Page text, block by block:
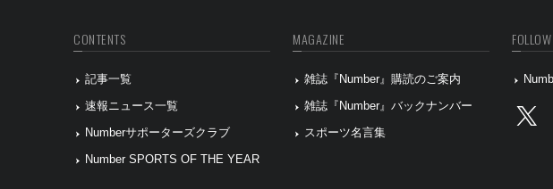
CONTENTS
記事一覧
速報ニュース一覧
Numberサポーターズクラブ
Number SPORTS OF THE YEAR
MAGAZINE
雑誌『Number』購読のご案内
雑誌『Number』バックナンバー
スポーツ名言集